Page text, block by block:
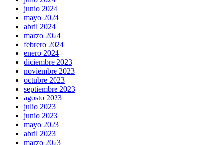
junio 2024
mayo 2024
abril 2024
marzo 2024
febrero 2024
enero 2024
diciembre 2023
noviembre 2023
octubre 2023
septiembre 2023
agosto 2023
julio 2023
junio 2023
mayo 2023
abril 2023
marzo 2023